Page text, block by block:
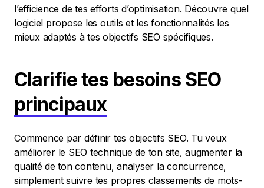
l’efficience de tes efforts d’optimisation. Découvre quel
logiciel propose les outils et les fonctionnalités les
mieux adaptés à tes objectifs SEO spécifiques.
Clarifie tes besoins SEO
principaux
Commence par définir tes objectifs SEO. Tu veux
améliorer le SEO technique de ton site, augmenter la
qualité de ton contenu, analyser la concurrence,
simplement suivre tes propres classements de mots-